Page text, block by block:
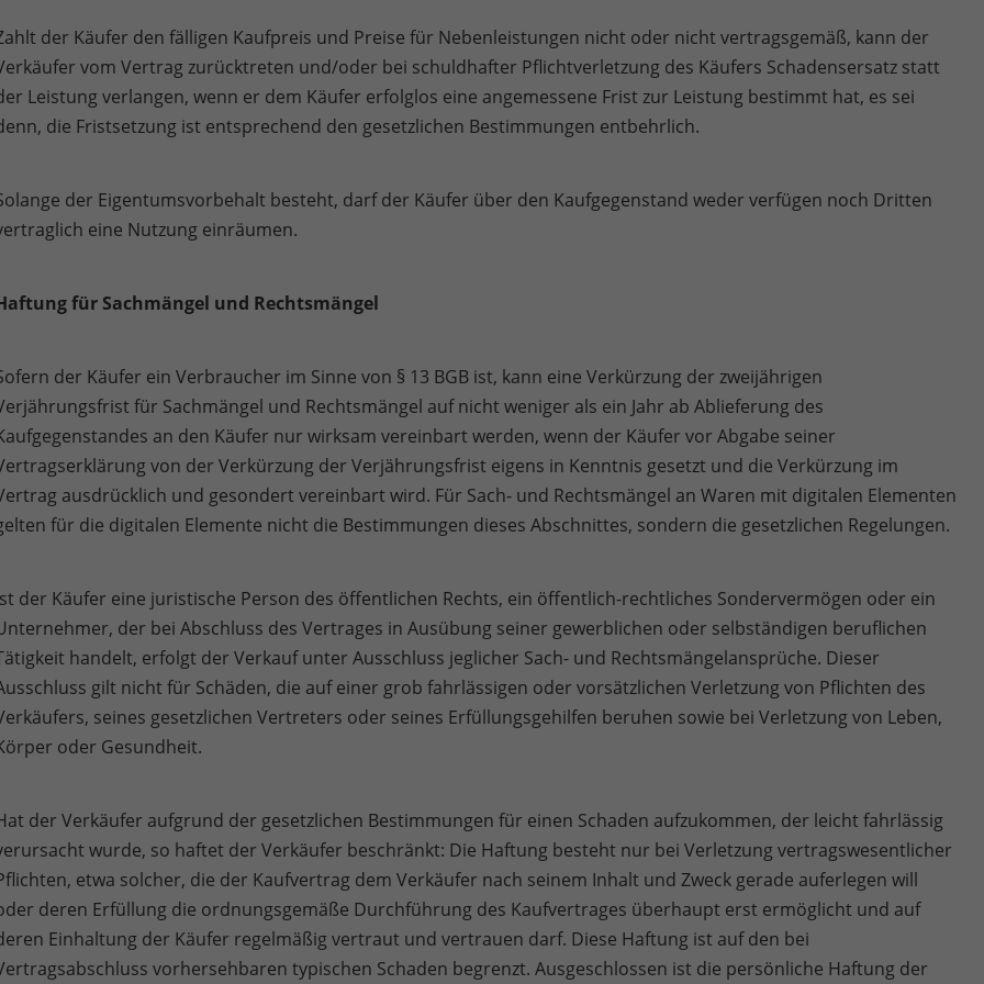
der Käufer den fälligen Kaufpreis und Preise für Nebenleistungen nicht oder nicht vertragsgemäß, kann der
vom Vertrag zurücktreten und/oder bei schuldhafter Pflichtverletzung des Käufers Schadensersatz statt
Leistung verlangen, wenn er dem Käufer erfolglos eine angemessene Frist zur Leistung bestimmt hat, es sei
die Fristsetzung ist entsprechend den gesetzlichen Bestimmungen entbehrlich.
der Eigentumsvorbehalt besteht, darf der Käufer über den Kaufgegenstand weder verfügen noch Dritten
eine Nutzung einräumen.
für Sachmängel und Rechtsmängel
der Käufer ein Verbraucher im Sinne von § 13 BGB ist, kann eine Verkürzung der zweijährigen
für Sachmängel und Rechtsmängel auf nicht weniger als ein Jahr ab Ablieferung des
an den Käufer nur wirksam vereinbart werden, wenn der Käufer vor Abgabe seiner
von der Verkürzung der Verjährungsfrist eigens in Kenntnis gesetzt und die Verkürzung im
ausdrücklich und gesondert vereinbart wird. Für Sach- und Rechtsmängel an Waren mit digitalen Elementen
für die digitalen Elemente nicht die Bestimmungen dieses Abschnittes, sondern die gesetzlichen Regelungen.
der Käufer eine juristische Person des öffentlichen Rechts, ein öffentlich-rechtliches Sondervermögen oder ein
der bei Abschluss des Vertrages in Ausübung seiner gewerblichen oder selbständigen beruflichen
handelt, erfolgt der Verkauf unter Ausschluss jeglicher Sach- und Rechtsmängelansprüche. Dieser
gilt nicht für Schäden, die auf einer grob fahrlässigen oder vorsätzlichen Verletzung von Pflichten des
seines gesetzlichen Vertreters oder seines Erfüllungsgehilfen beruhen sowie bei Verletzung von Leben,
oder Gesundheit.
der Verkäufer aufgrund der gesetzlichen Bestimmungen für einen Schaden aufzukommen, der leicht fahrlässig
wurde, so haftet der Verkäufer beschränkt: Die Haftung besteht nur bei Verletzung vertragswesentlicher
etwa solcher, die der Kaufvertrag dem Verkäufer nach seinem Inhalt und Zweck gerade auferlegen will
deren Erfüllung die ordnungsgemäße Durchführung des Kaufvertrages überhaupt erst ermöglicht und auf
Einhaltung der Käufer regelmäßig vertraut und vertrauen darf. Diese Haftung ist auf den bei
vorhersehbaren typischen Schaden begrenzt. Ausgeschlossen ist die persönliche Haftung der